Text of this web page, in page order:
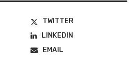
TWITTER
LINKEDIN
EMAIL